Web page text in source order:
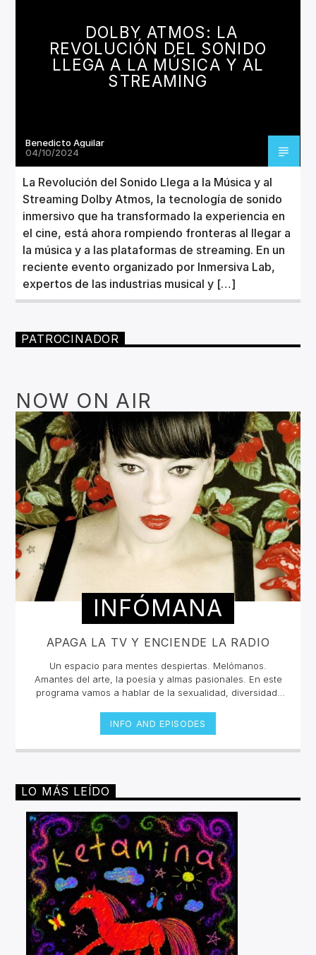
ARTISTA
Invencible Radio
DOLBY ATMOS: LA
REVOLUCIÓN DEL SONIDO
LLEGA A LA MÚSICA Y AL
STREAMING
Benedicto Aguilar
04/10/2024
La Revolución del Sonido Llega a la Música y al
Streaming Dolby Atmos, la tecnología de sonido
inmersivo que ha transformado la experiencia en
el cine, está ahora rompiendo fronteras al llegar a
la música y a las plataformas de streaming. En un
reciente evento organizado por Inmersiva Lab,
expertos de las industrias musical y […]
PATROCINADOR
NOW ON AIR
INFÓMANA
APAGA LA TV Y ENCIENDE LA RADIO
Un espacio para mentes despiertas. Melómanos.
Amantes del arte, la poesía y almas pasionales. En este
programa vamos a hablar de la sexualidad, diversidad,
exposiciones, eventos, cultura.
INFO AND EPISODES
LO MÁS LEÍDO